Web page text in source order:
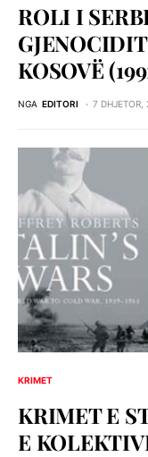
ROLI I
KOSOVЁ
NGA EDITORI 7 DHJETOR,
KRIMET
KRIMET E
E